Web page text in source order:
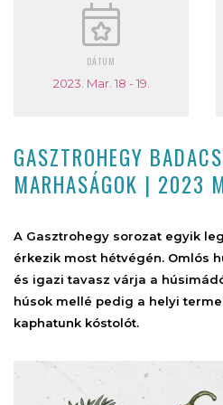
DÁTUM
2023. Mar. 18 - 19.
GASZTROHEGY
MARHASÁGOK | 2023
A Gasztrohegy sorozat egyik
érkezik most hétvégén. Omlós
és igazi tavasz várja a
húsok mellé pedig a helyi
kaphatunk kóstolót.